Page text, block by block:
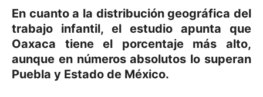
En cuanto a la distribución geográfica del
trabajo infantil, el estudio apunta que
Oaxaca tiene el porcentaje más alto,
aunque en números absolutos lo superan
Puebla y Estado de México.